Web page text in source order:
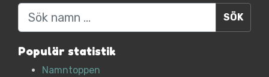
Sök
Populär statistik
Namntoppen